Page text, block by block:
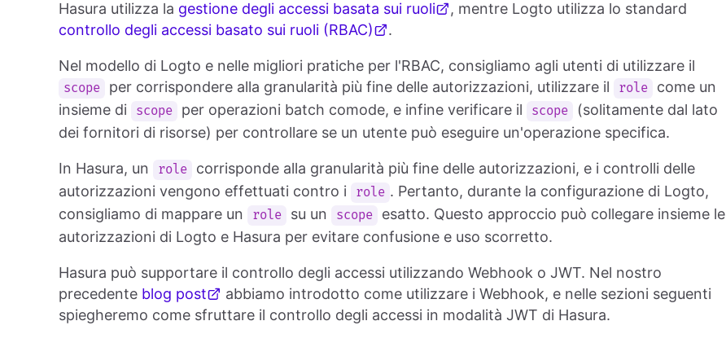
Hasura utilizza la gestione degli accessi basata sui ruoli
, mentre Logto utilizza lo standard
controllo degli accessi basato sui ruoli (RBAC)
.
Nel modello di Logto e nelle migliori pratiche per l'RBAC, consigliamo agli utenti di utilizzare il
scope per corrispondere alla granularità più fine delle autorizzazioni, utilizzare il role
come un
insieme di
scope per operazioni batch comode, e infine verificare il scope
(solitamente dal lato
dei fornitori di risorse) per controllare se un utente può eseguire un'operazione specifica.
In Hasura, un role
corrisponde alla granularità più fine delle autorizzazioni, e i controlli delle
autorizzazioni vengono effettuati contro i
role . Pertanto, durante la configurazione di Logto,
consigliamo di mappare un
role su un scope
esatto. Questo approccio può collegare insieme le
autorizzazioni di Logto e Hasura per evitare confusione e uso scorretto.
Hasura può supportare il controllo degli accessi utilizzando Webhook o JWT. Nel nostro
precedente blog post
abbiamo introdotto come utilizzare i Webhook, e nelle sezioni seguenti
spiegheremo come sfruttare il controllo degli accessi in modalità JWT di Hasura.